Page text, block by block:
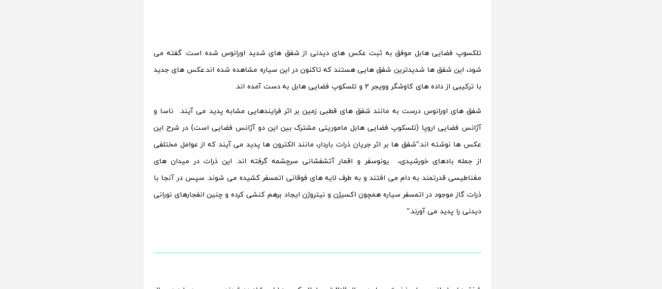
تلکسوپ فضایی هابل موفق به ثبت عکس های دیدنی از شفق های شدید اورانوس شده است. گفته می
شود، این شفق ها شدیدترین شفق هایی هستند که تاکنون در این سیاره مشاهده شده اند.عکس های جدید
با ترکیبی از داده های کاوشگر وویجر 2 و تلسکوپ فضایی هابل به دست آمده اند.
شفق های اورانوس درست به مانند شفق های قطبی زمین بر اثر فرایندهایی مشابه پدید می آیند. ناسا و
آژانس فضایی اروپا (تلسکوپ فضایی هابل ماموریتی مشترک بین این دو آژانس فضایی است) در شرح این
عکس ها نوشته اند:”شفق ها بر اثر جریان ذرات باردار، مانند الکترون ها پدید می آیند که از عوامل مختلفی
از جمله بادهای خورشیدی، یونوسفر و اقمار آتشفشانی سرچشمه گرفته اند. این ذرات در میدان های
مغناطیسی قدرتمند به دام می افتند و به طرف لایه های فوقانی اتمسفر کشیده می شوند. سپس در آنجا با
ذرات گاز موجود در اتمسفر سیاره همچون اکسیژن و نیتروژن ایجاد برهم کنشی کرده و چنین انفجارهای نورانی
دیدنی را پدید می آورند.”